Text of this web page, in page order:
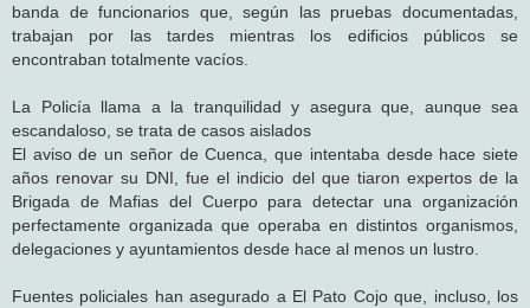
banda de funcionarios que, según las pruebas documentadas,
trabajan por las tardes mientras los edificios públicos se
encontraban totalmente vacíos.
La Policía llama a la tranquilidad y asegura que, aunque sea
escandaloso, se trata de casos aislados
El aviso de un señor de Cuenca, que intentaba desde hace siete
años renovar su DNI, fue el indicio del que tiaron expertos de la
Brigada de Mafias del Cuerpo para detectar una organización
perfectamente organizada que operaba en distintos organismos,
delegaciones y ayuntamientos desde hace al menos un lustro.
Fuentes policiales han asegurado a El Pato Cojo que, incluso, los